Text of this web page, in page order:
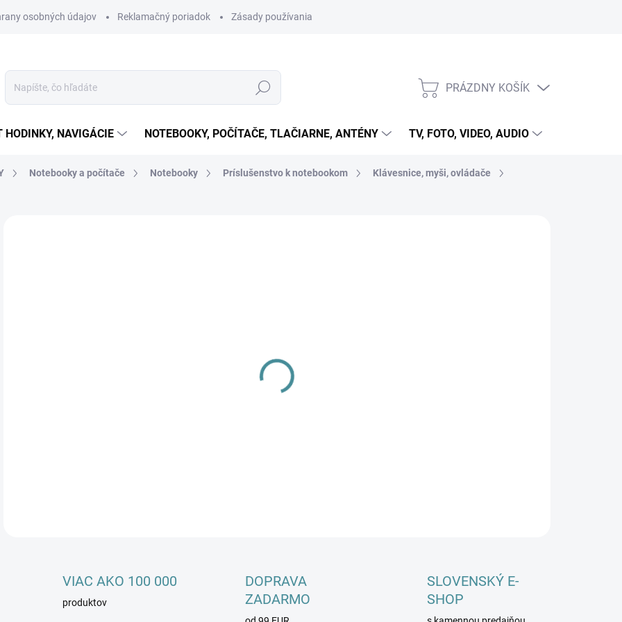
osobných údajov Reklamačný poriadok Zásady používania cookies
Hľadať
NÁKUPNÝ
PRÁZDNY KOŠÍK
HODINKY, NAVIGÁCIE NOTEBOOKY, POČÍTAČE, TLAČIARNE, ANTÉNY TV, FOTO, VIDEO, AUDIO
Notebooky a počítače Notebooky Príslušenstvo k notebookom
Klávesnice, myši, ovládače
VIAC AKO 100 000
produktov
DOPRAVA
ZADARMO
SLOVENSKÝ E-
SHOP